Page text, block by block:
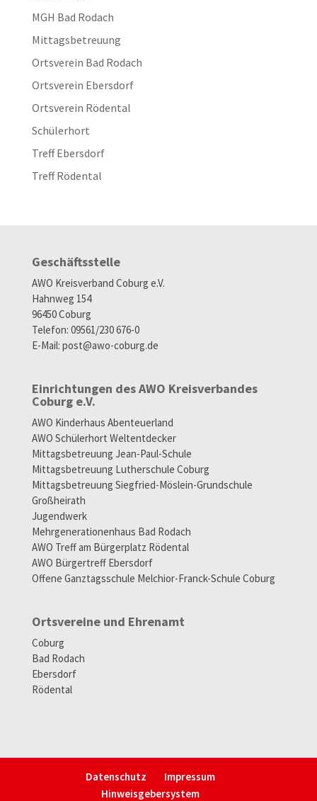
MGH Bad Rodach
Mittagsbetreuung
Ortsverein Bad Rodach
Ortsverein Ebersdorf
Ortsverein Rödental
Schülerhort
Treff Ebersdorf
Treff Rödental
Geschäftsstelle
AWO Kreisverband Coburg e.V.
Hahnweg 154
96450 Coburg
Telefon: 09561/230 676-0
E-Mail: post@awo-coburg.de
Einrichtungen des AWO Kreisverbandes
Coburg e.V.
AWO Kinderhaus Abenteuerland
AWO Schülerhort Weltentdecker
Mittagsbetreuung Jean-Paul-Schule
Mittagsbetreuung Lutherschule Coburg
Mittagsbetreuung Siegfried-Möslein-Grundschule
Großheirath
Jugendwerk
Mehrgenerationenhaus Bad Rodach
AWO Treff am Bürgerplatz Rödental
AWO Bürgertreff Ebersdorf
Offene Ganztagsschule Melchior-Franck-Schule Coburg
Ortsvereine und Ehrenamt
Coburg
Bad Rodach
Ebersdorf
Rödental
Datenschutz
Impressum
Hinweisgeber­system